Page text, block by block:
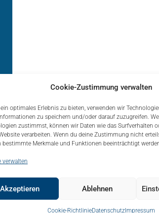
Cookie-Zustimmung verwalten
optimales Erlebnis zu bieten, verwenden wir
zu speichern und/oder darauf zuzugreifen.
zustimmst, können wir Daten wie das Surfverhalten
verarbeiten. Wenn du deine Zustimmung nicht
bestimmte Merkmale und Funktionen beeinträchtigt
verwalten
Akzeptieren Ablehnen
Cookie-RichtlinieDatenschutzImpressum
Über uns – About Impressum